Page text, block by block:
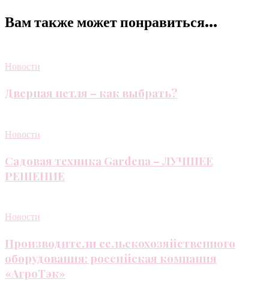
Вам также может понравиться...
Новости
Дверная петля – как выбрать?
Новости
Садовая техника Gardena – ЛУЧШЕЕ
РЕШЕНИЕ
Новости
Производители сельскохозяйственного
оборудования: российская компания
«АгроТэк»